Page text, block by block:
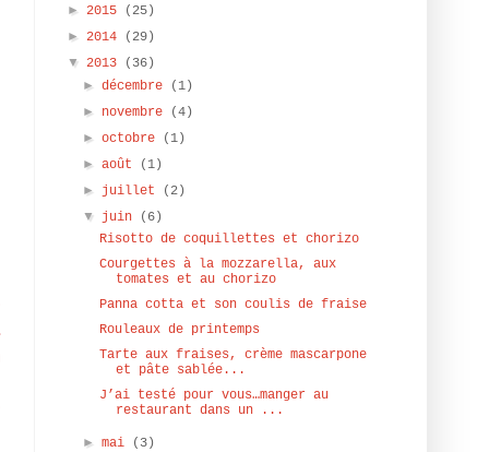
► 2015
(25)
► 2014
(29)
▼ 2013
(36)
►décembre
(1)
► novembre
(4)
►octobre
(1)
►août
(1)
► juillet
(2)
▼ juin
(6)
Risotto de coquillettes et chorizo
Courgettes à la mozzarella, aux
tomates et au chorizo
Panna cotta et son coulis de fraise
Rouleaux de printemps
Tarte aux fraises, crème mascarpone
et pâte sablée...
J’ai testé pour vous…manger au
restaurant dans un ...
►mai
(3)